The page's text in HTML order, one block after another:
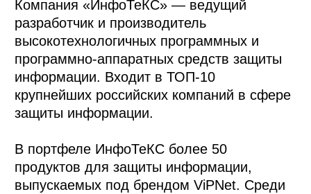
Компания «ИнфоТеКС» — ведущий
разработчик и производитель
высокотехнологичных программных и
программно-аппаратных средств защиты
информации. Входит в ТОП-10
крупнейших российских компаний в сфере
защиты информации.
В портфеле ИнфоТеКС более 50
продуктов для защиты информации,
выпускаемых под брендом ViPNet. Среди